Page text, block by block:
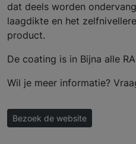
dat deels worden
laagdikte en het
product.
De coating is in Bijna alle
Wil je meer informatie?
Bezoek de website